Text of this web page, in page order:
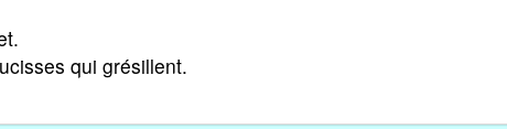
qui grésillent.